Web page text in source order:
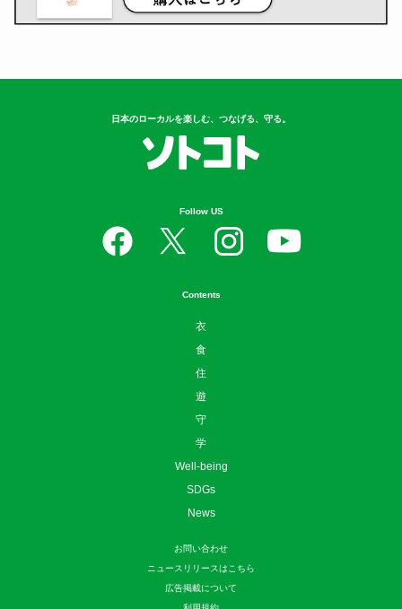
日本のローカルを楽しむ、つなげる、守る。
Follow US
Contents
衣
食
住
遊
守
学
Well-being
SDGs
News
お問い合わせ
ニュースリリースはこちら
広告掲載について